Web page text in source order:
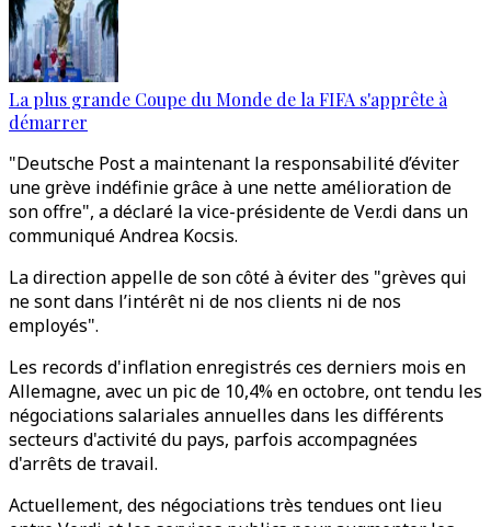
La plus grande Coupe du Monde de la FIFA s'apprête à
démarrer
"Deutsche Post a maintenant la responsabilité d’éviter
une grève indéfinie grâce à une nette amélioration de
son offre", a déclaré la vice-présidente de Ver.di dans un
communiqué Andrea Kocsis.
La direction appelle de son côté à éviter des "grèves qui
ne sont dans l’intérêt ni de nos clients ni de nos
employés".
Les records d'inflation enregistrés ces derniers mois en
Allemagne, avec un pic de 10,4% en octobre, ont tendu les
négociations salariales annuelles dans les différents
secteurs d'activité du pays, parfois accompagnées
d'arrêts de travail.
Actuellement, des négociations très tendues ont lieu